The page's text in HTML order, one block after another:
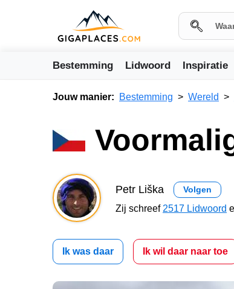
Bestemming Lidwoord Inspiratie
Jouw manier: Bestemming Wereld
Petr Liška Volgen
Zij schreef 2517 Lidwoord
Ik was daar Ik wil daar naar toe